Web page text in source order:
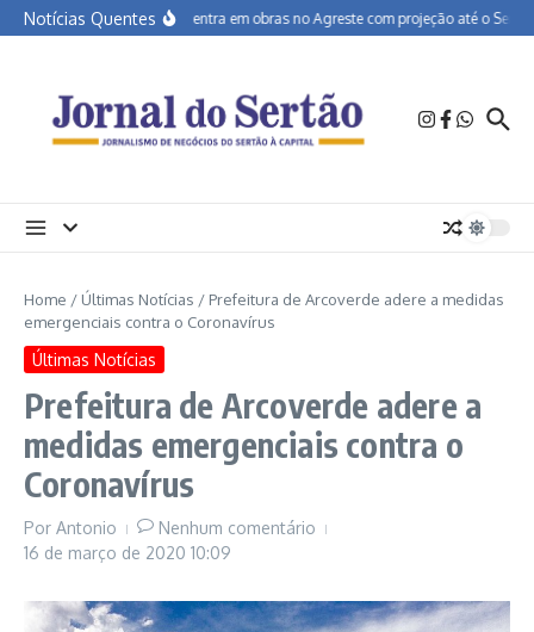
Ir para o conteúdo
Notícias QuentesBR-232 entra em obras no Agreste com projeção até o Sertão
Home / Últimas Notícias / Prefeitura de Arcoverde adere a medidas
emergenciais contra o Coronavírus
Últimas Notícias
Prefeitura de Arcoverde adere a
medidas emergenciais contra o
Coronavírus
Por Antonio
Nenhum comentário
16 de março de 2020 10:09